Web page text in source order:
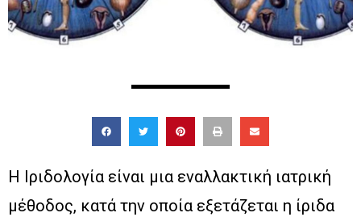
Η Ιριδολογία είναι μια εναλλακτική ιατρική
μέθοδος, κατά την οποία εξετάζεται η ίριδα